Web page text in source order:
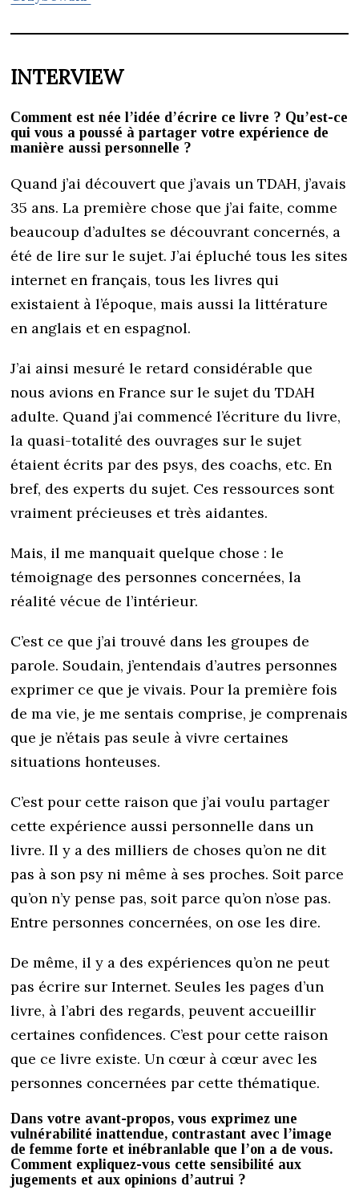
INTERVIEW
Comment est née l’idée d’écrire ce livre ? Qu’est-ce
qui vous a poussé à partager votre expérience de
manière aussi personnelle ?
Quand j’ai découvert que j’avais un TDAH, j’avais
35 ans. La première chose que j’ai faite, comme
beaucoup d’adultes se découvrant concernés, a
été de lire sur le sujet. J’ai épluché tous les sites
internet en français, tous les livres qui
existaient à l’époque, mais aussi la littérature
en anglais et en espagnol.
J’ai ainsi mesuré le retard considérable que
nous avions en France sur le sujet du TDAH
adulte. Quand j’ai commencé l’écriture du livre,
la quasi-totalité des ouvrages sur le sujet
étaient écrits par des psys, des coachs, etc. En
bref, des experts du sujet. Ces ressources sont
vraiment précieuses et très aidantes.
Mais, il me manquait quelque chose : le
témoignage des personnes concernées, la
réalité vécue de l’intérieur.
C’est ce que j’ai trouvé dans les groupes de
parole. Soudain, j’entendais d’autres personnes
exprimer ce que je vivais. Pour la première fois
de ma vie, je me sentais comprise, je comprenais
que je n’étais pas seule à vivre certaines
situations honteuses.
C’est pour cette raison que j’ai voulu partager
cette expérience aussi personnelle dans un
livre. Il y a des milliers de choses qu’on ne dit
pas à son psy ni même à ses proches. Soit parce
qu’on n’y pense pas, soit parce qu’on n’ose pas.
Entre personnes concernées, on ose les dire.
De même, il y a des expériences qu’on ne peut
pas écrire sur Internet. Seules les pages d’un
livre, à l’abri des regards, peuvent accueillir
certaines confidences. C’est pour cette raison
que ce livre existe. Un cœur à cœur avec les
personnes concernées par cette thématique.
Dans votre avant-propos, vous exprimez une
vulnérabilité inattendue, contrastant avec l’image
de femme forte et inébranlable que l’on a de vous.
Comment expliquez-vous cette sensibilité aux
jugements et aux opinions d’autrui ?